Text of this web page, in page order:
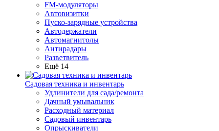
FM-модуляторы
Автовизитки
Пуско-зарядные устройства
Автодержатели
Автомагнитолы
Антирадары
Разветвитель
Ещё 14
Садовая техника и инвентарь
Удлинители для сада/ремонта
Дачный умывальник
Расходный материал
Садовый инвентарь
Опрыскиватели